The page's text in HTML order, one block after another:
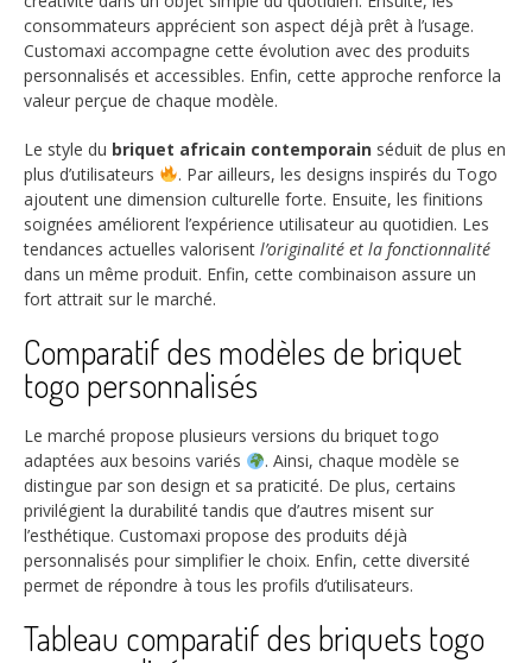
consommateurs apprécient son aspect déjà prêt à l’usage.
Customaxi accompagne cette évolution avec des produits
personnalisés et accessibles. Enfin, cette approche renforce la
valeur perçue de chaque modèle.
Le style du briquet africain contemporain séduit de plus en
plus d’utilisateurs
. Par ailleurs, les designs inspirés du Togo
ajoutent une dimension culturelle forte. Ensuite, les finitions
soignées améliorent l’expérience utilisateur au quotidien. Les
tendances actuelles valorisent l’originalité et la fonctionnalité
dans un même produit. Enfin, cette combinaison assure un
fort attrait sur le marché.
Comparatif des modèles de briquet
togo personnalisés
Le marché propose plusieurs versions du briquet togo
adaptées aux besoins variés
. Ainsi, chaque modèle se
distingue par son design et sa praticité. De plus, certains
privilégient la durabilité tandis que d’autres misent sur
l’esthétique. Customaxi propose des produits déjà
personnalisés pour simplifier le choix. Enfin, cette diversité
permet de répondre à tous les profils d’utilisateurs.
Tableau comparatif des briquets togo